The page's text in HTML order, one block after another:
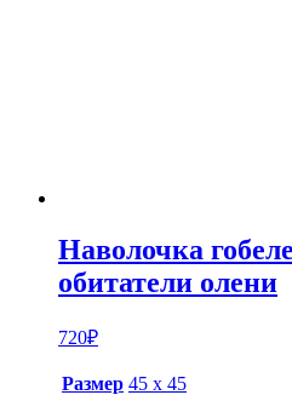
Наволочка
обитатели олени
720₽
Размер 45 х 45